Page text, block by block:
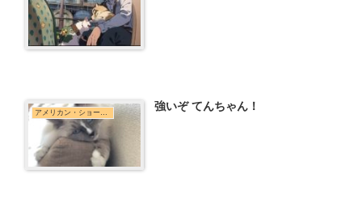
アメリカン・ショートヘア 強いぞ てんちゃん！